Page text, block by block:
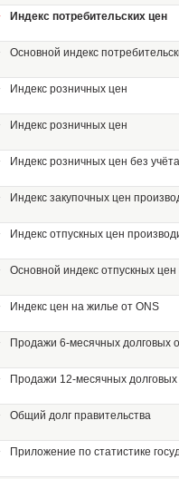
Индекс потребительских цен
Основной индекс
Индекс розничных цен
Индекс розничных цен
Индекс розничных цен без
Индекс закупочных цен
Индекс отпускных цен
Основной индекс отпускных
Индекс цен на жилье от ONS
Продажи 6-месячных долговых
Продажи 12-месячных долговых
Общий долг правительства
Приложение по статистике